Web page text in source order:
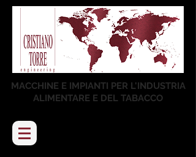
MACCHINE E IMPIANTI PER L'INDUSTRIA
ALIMENTARE E DEL TABACCO